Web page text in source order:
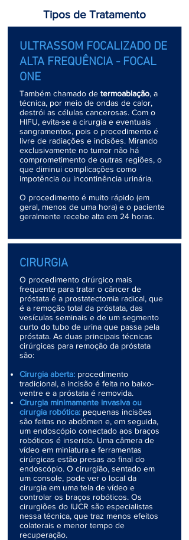
Tipos de Tratamento
ULTRASSOM FOCALIZADO DE
ALTA FREQUÊNCIA - FOCAL
ONE
Também chamado de termoablação, a
técnica, por meio de ondas de calor,
destrói as células cancerosas. Com o
HIFU, evita-se a cirurgia e eventuais
sangramentos, pois o procedimento é
livre de radiações e incisões. Mirando
exclusivamente no tumor não há
comprometimento de outras regiões, o
que diminui complicações como
impotência ou incontinência urinária.
O procedimento é muito rápido (em
geral, menos de uma hora) e o paciente
geralmente recebe alta em 24 horas.
CIRURGIA
O procedimento cirúrgico mais
frequente para tratar o câncer de
próstata é a prostatectomia radical, que
é a remoção total da próstata, das
vesículas seminais e de um segmento
curto do tubo de urina que passa pela
próstata. As duas principais técnicas
cirúrgicas para remoção da próstata
são:
Cirurgia aberta: procedimento
tradicional, a incisão é feita no baixo-
ventre e a próstata é removida.
Cirurgia minimamente invasiva ou
cirurgia robótica: pequenas incisões
são feitas no abdômen e, em seguida,
um endoscópio conectado aos braços
robóticos é inserido. Uma câmera de
vídeo em miniatura e ferramentas
cirúrgicas estão presas ao final do
endoscópio. O cirurgião, sentado em
um console, pode ver o local da
cirurgia em uma tela de vídeo e
controlar os braços robóticos. Os
cirurgiões do IUCR são especialistas
nessa técnica, que traz menos efeitos
colaterais e menor tempo de
recuperação.